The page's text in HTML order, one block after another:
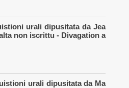
urali dipusitata da Jea
non iscrittu - Divagation a
urali dipusitata da Ma